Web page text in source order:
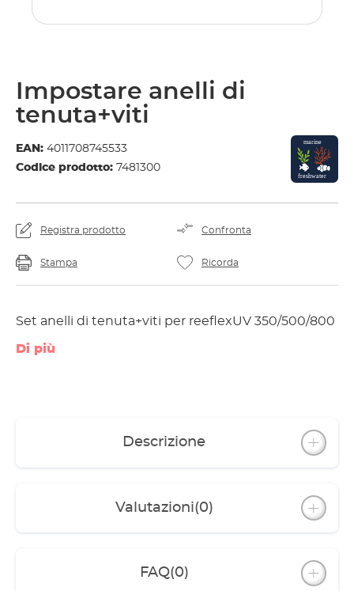
Impostare anelli di
tenuta+viti
EAN: 4011708745533
Codice prodotto: 7481300
Registra prodotto Confronta
Stampa Ricorda
Set anelli di tenuta+viti per reeflexUV 350/500/800
Di più
Descrizione
Valutazioni(0)
FAQ(0)